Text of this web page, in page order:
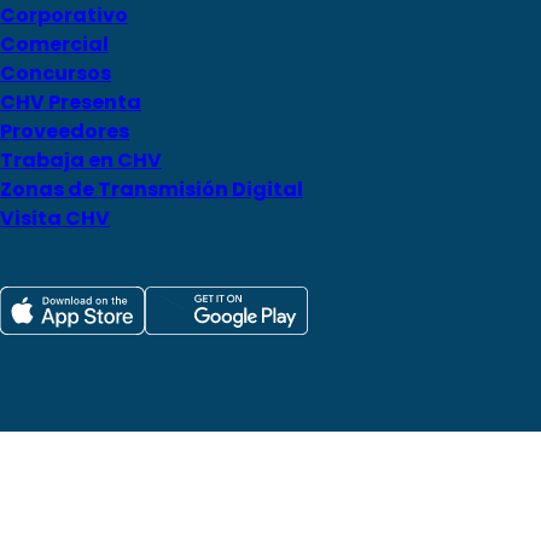
Corporativo
Comercial
Concursos
CHV Presenta
Proveedores
Trabaja en CHV
Zonas de Transmisión Digital
Visita CHV